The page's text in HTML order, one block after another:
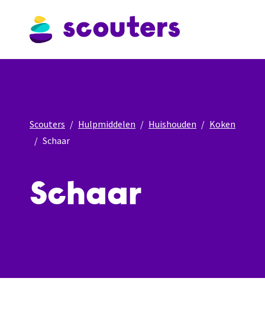
Scouters Hulpmiddelen Huishouden
Koken
Schaar
Schaar